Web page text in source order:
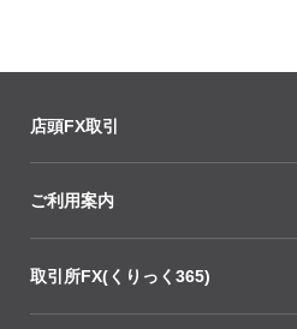
店頭FX取引
ご利用案内
取引所FX(くりっく365)